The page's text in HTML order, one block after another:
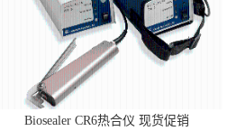
Biosealer CR6热合仪 现货促销